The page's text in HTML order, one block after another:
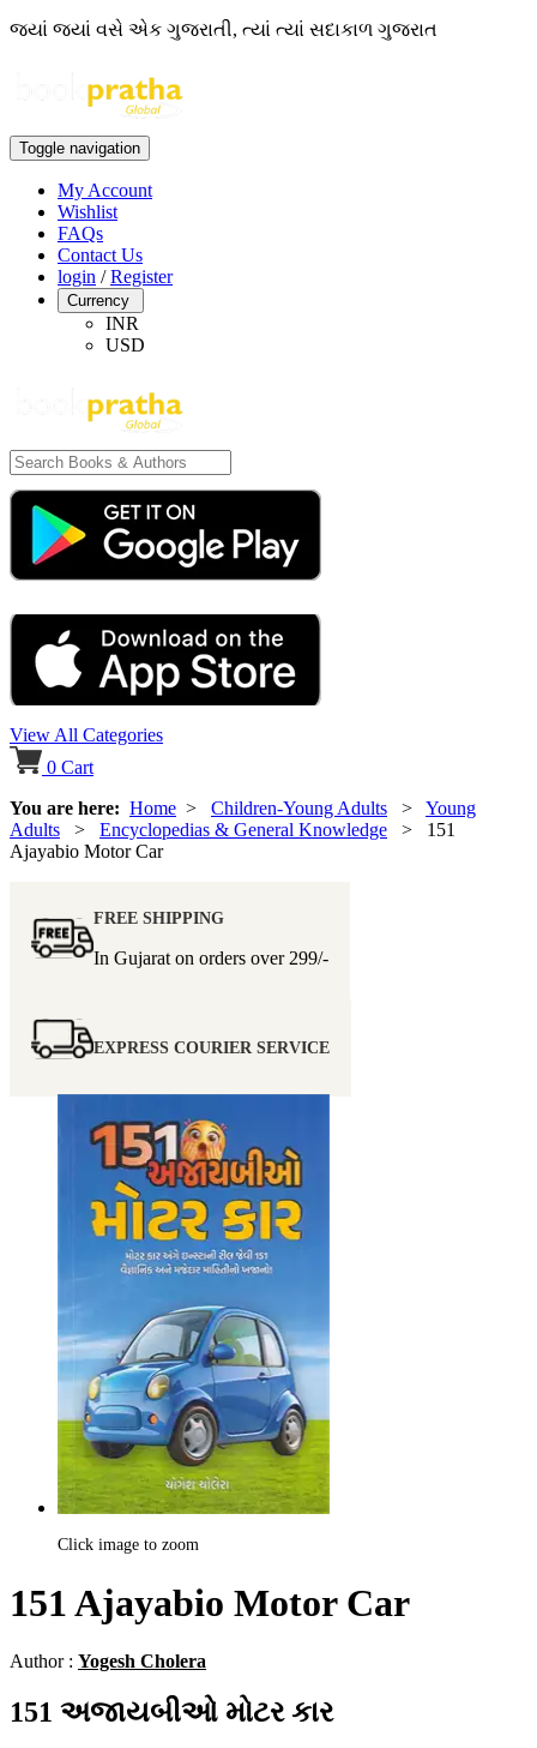
જ્યાં જ્યાં વસે એક ગુજરાતી, ત્યાં ત્યાં સદાકાળ ગુજરાત
Toggle navigation
My Account
Wishlist
FAQs
Contact Us
login /Register
Currency
INR
USD
View All Categories
0 Cart
You are here: Home > Children-Young Adults > Young
Adults > Encyclopedias & General Knowledge > 151
Ajayabio Motor Car
FREE SHIPPING
In Gujarat on orders over 299/-
EXPRESS COURIER SERVICE
Click image to zoom
151 Ajayabio Motor Car
Author : Yogesh Cholera
151 અજાયબીઓ મોટર કાર